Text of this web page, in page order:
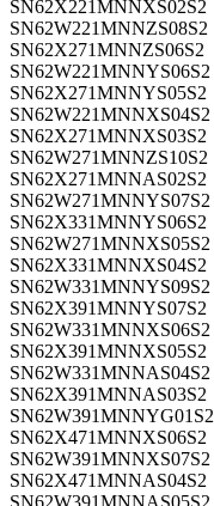
SN62X221MNNXS02S2
SN62W221MNNZS08S2
SN62X271MNNZS06S2
SN62W221MNNYS06S2
SN62X271MNNYS05S2
SN62W221MNNXS04S2
SN62X271MNNXS03S2
SN62W271MNNZS10S2
SN62X271MNNAS02S2
SN62W271MNNYS07S2
SN62X331MNNYS06S2
SN62W271MNNXS05S2
SN62X331MNNXS04S2
SN62W331MNNYS09S2
SN62X391MNNYS07S2
SN62W331MNNXS06S2
SN62X391MNNXS05S2
SN62W331MNNAS04S2
SN62X391MNNAS03S2
SN62W391MNNYG01S2
SN62X471MNNXS06S2
SN62W391MNNXS07S2
SN62X471MNNAS04S2